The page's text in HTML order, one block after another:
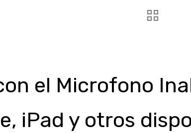
el Microfono
iPad y otros